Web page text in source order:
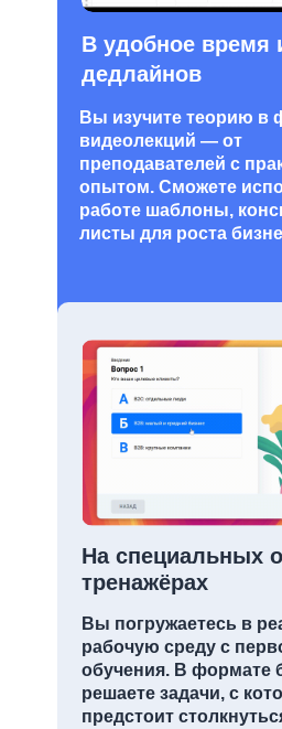
Вы изучите теорию в
видеолекций — от
преподавателей с
опытом. Сможете
работе шаблоны,
листы для роста
В удобное время
дедлайнов
Вы погружаетесь в
рабочую среду с
обучения. В формате
решаете задачи, с
предстоит
На специальных
тренажёрах